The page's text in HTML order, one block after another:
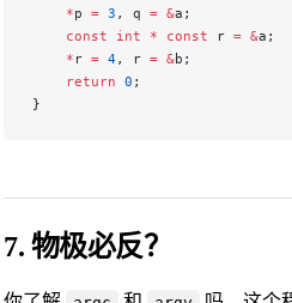
    *
p = 3 , q = &a;
    const
int * const r = &a;
    *
r = 4, r = &b;
    return
0 ;
}
7. 物极必反？